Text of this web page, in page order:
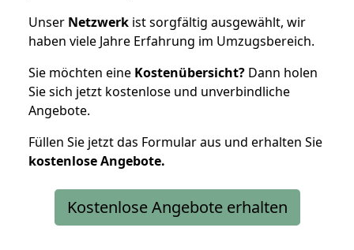
Unser Netzwerk ist sorgfältig ausgewählt, wir
haben viele Jahre Erfahrung im Umzugsbereich.
Sie möchten eine Kostenübersicht? Dann holen
Sie sich jetzt kostenlose und unverbindliche
Angebote.
Füllen Sie jetzt das Formular aus und erhalten Sie
kostenloseAngebote.
Kostenlose Angebote erhalten